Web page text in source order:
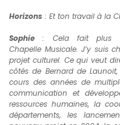
Horizons : Et ton travail à la
Sophie : Cela fait plus
Chapelle Musicale. J’y suis
projet culturel. Ce qui veut
côtés de Bernard de
cours des années de
communication et
ressources humaines, la
départements, les